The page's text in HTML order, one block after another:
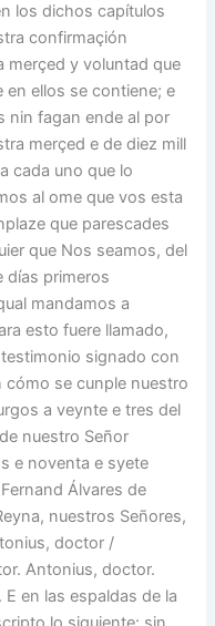
los dichos capítulos
confirmaçión
merçed y voluntad que
en ellos se contiene; e
nin fagan ende al por
merçed e de diez mill
cada uno que lo
al ome que vos esta
que parescades
que Nos seamos, del
días primeros
mandamos a
esto fuere llamado,
signado con
se cunple nuestro
a veynte e tres del
nuestro Señor
e noventa e syete
Álvares de
nuestros Señores,
doctor /
Antonius, doctor.
en las espaldas de la